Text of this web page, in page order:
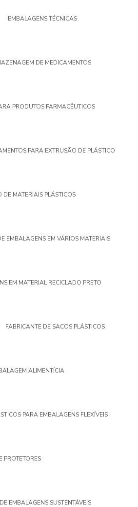
EMBALAGENS TÉCNICAS
DE MEDICAMENTOS
PRODUTOS FARMACÊUTICOS
PARA EXTRUSÃO DE PLÁSTICO
DE MATERIAIS PLÁSTICOS
EMBALAGENS EM VÁRIOS MATERIAIS
EM MATERIAL RECICLADO PRETO
FABRICANTE DE SACOS PLÁSTICOS
ALIMENTÍCIA
PARA EMBALAGENS FLEXÍVEIS
PROTETORES
EMBALAGENS SUSTENTÁVEIS